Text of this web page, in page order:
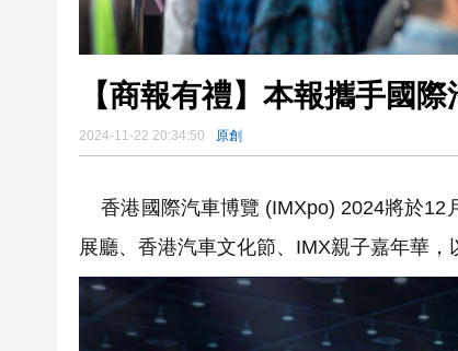
【商報有禮】本報攜手國
2024-11-22 20:34:50 原創
香港國際汽車博覽 (IMXpo) 2024將於12
展廳、香港汽車文化節、IMX親子嘉年華，